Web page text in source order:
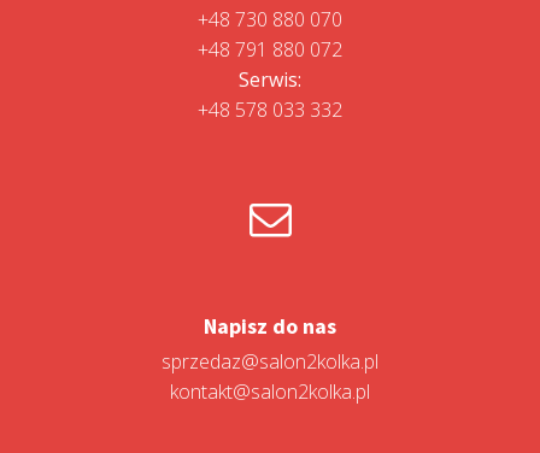
+48 730 880 070
+48 791 880 072
Serwis:
+48 578 033 332
Napisz do nas
sprzedaz@salon2kolka.pl
kontakt@salon2kolka.pl